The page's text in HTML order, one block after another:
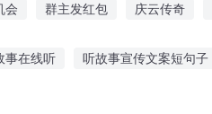
会 群主发红包 庆云传奇
事在线听 听故事宣传文案短句子